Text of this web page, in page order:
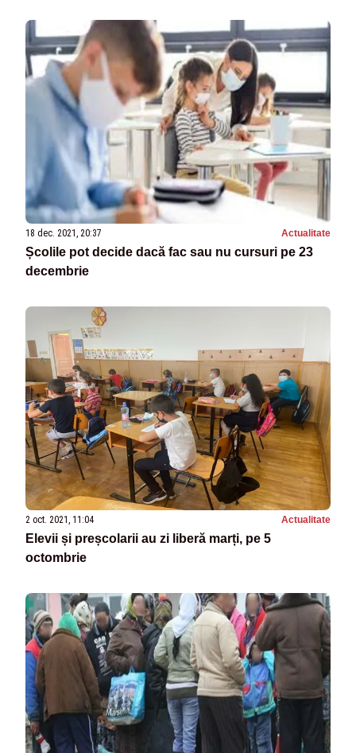
18 dec. 2021, 20:37 Actualitate
Școlile pot decide dacă fac sau nu cursuri pe 23
decembrie
2 oct. 2021, 11:04 Actualitate
Elevii și preșcolarii au zi liberă marți, pe 5
octombrie